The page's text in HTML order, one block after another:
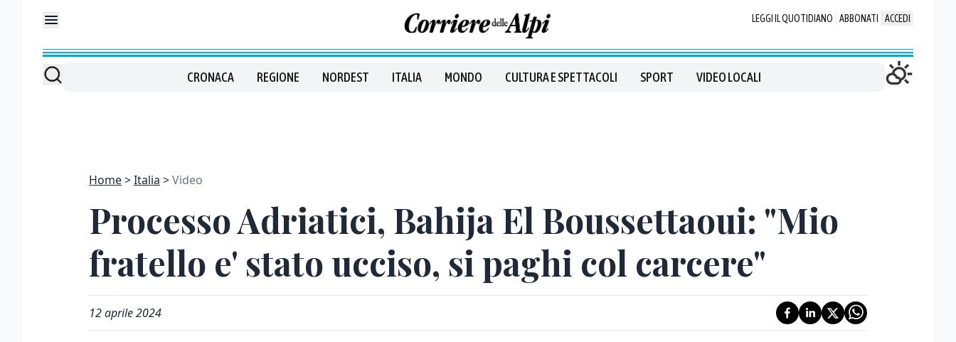
LEGGI IL QUOTIDIANO ABBONATI ACCEDI
CRONACA REGIONE NORDEST ITALIA MONDO CULTURA E SPETTACOLI SPORT VIDEO LOCALI
Home Italia Video
Processo Adriatici, Bahija El Boussettaoui: "Mio
fratello e' stato ucciso, si paghi col carcere"
12 aprile 2024